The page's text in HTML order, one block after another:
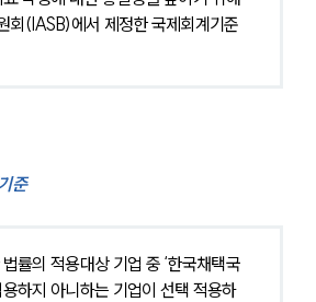
회(IASB)에서 제정한 국제회계기준
준
률의 적용대상 기업 중 ‘한국채택국
용하지 아니하는 기업이 선택 적용하